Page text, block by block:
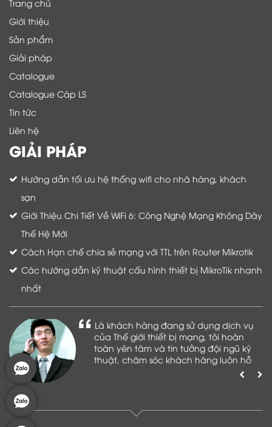
Trang chủ
Giới thiệu
Sản phẩm
Giải pháp
Catalogue
Catalogue Cáp LS
Tin tức
Liên hệ
GIẢI PHÁP
Hướng dẫn tối ưu hệ thống wifi cho nhà hàng, khách
sạn
Giới Thiệu Chi Tiết Về WiFi 6: Công Nghệ Mạng Không Dây
Thế Hệ Mới
Cách Hạn chế chia sẻ mạng với TTL trên Router Mikrotik
Các hướng dẫn kỹ thuật cấu hình thiết bị MikroTik nhanh
nhất
Là khách hàng đang sử dụng dịch vụ
của Thế giới thiết bị mạng, tôi hoàn
toàn yên tâm và tin tưởng đội ngũ kỹ
thuật, chăm sóc khách hàng luôn hỗ